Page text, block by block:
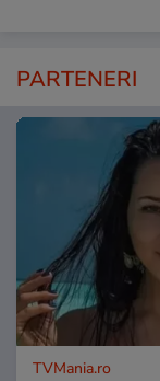
PARTENERI
TVMania.ro